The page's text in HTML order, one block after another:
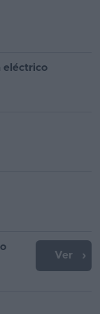
eléctrico
Ver